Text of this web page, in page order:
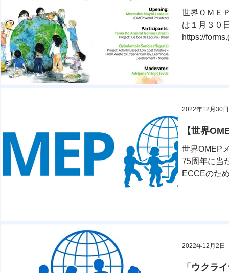
世界ＯＭＥ
は１月３０
https://
【世界
世界OMEP
75周年に当
ECCEのた
2022年12月30日
「ウクラ
2022年12月2日